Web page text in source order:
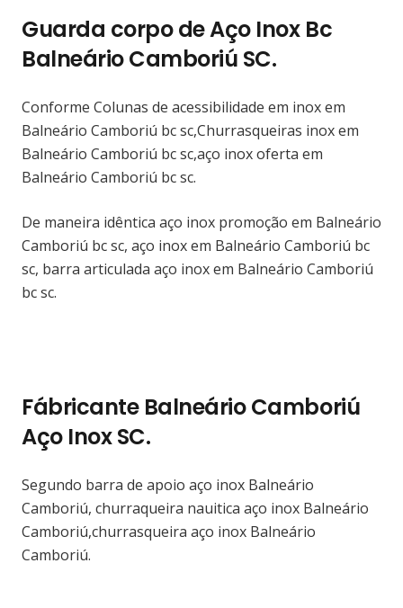
Guarda corpo de Aço Inox Bc
Balneário Camboriú SC.
Conforme Colunas de acessibilidade em inox em
Balneário Camboriú bc sc,Churrasqueiras inox em
Balneário Camboriú bc sc,aço inox oferta em
Balneário Camboriú bc sc.
De maneira idêntica aço inox promoção em Balneário
Camboriú bc sc, aço inox em Balneário Camboriú bc
sc, barra articulada aço inox em Balneário Camboriú
bc sc.
Fábricante Balneário Camboriú
Aço Inox SC.
Segundo barra de apoio aço inox Balneário
Camboriú, churraqueira nauitica aço inox Balneário
Camboriú,churrasqueira aço inox Balneário
Camboriú.